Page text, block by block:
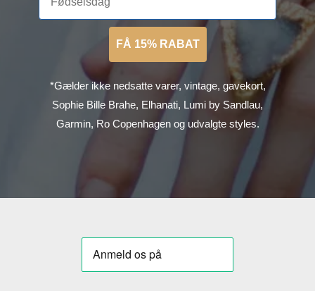
FÅ 15% RABAT
*Gælder ikke nedsatte varer, vintage, gavekort,
Sophie Bille Brahe, Elhanati, Lumi by Sandlau,
Garmin, Ro Copenhagen og udvalgte styles.